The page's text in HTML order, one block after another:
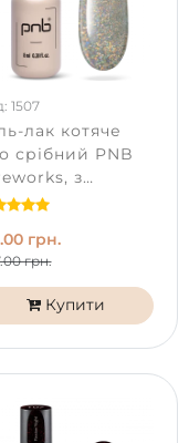
1507
лак котяче
срібний PNB
з
(8 мл)
грн.
грн.
Купити